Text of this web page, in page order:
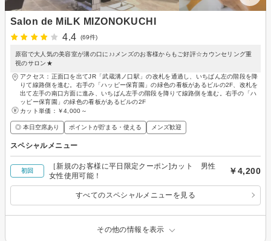
Salon de MiLK MIZONOKUCHI
4.4
(69件)
原宿で大人気の美容室が溝の口に♪♪メンズのお客様からもご好評☆カウンセリング重
視のサロン★
アクセス：正面口を出てJR「武蔵溝ノ口駅」の改札を通過し、いちばん左の階段を降
りて線路側を進む。右手の「ハッピー保育園」の緑色の看板があるビルの2F、改札を
出て左手の南口方面に進み、いちばん左手の階段を降りて線路側を進む。右手の「ハ
ッピー保育園」の緑色の看板があるビルの2F
カット単価： ￥4,000～
◎ 本日空席あり ポイントが貯まる・使える メンズ歓迎
スペシャルメニュー
初回
［新規のお客様に平日限定クーポン]カット 男性
女性使用可能！
￥4,200
すべてのスペシャルメニューを見る
その他の情報を表示